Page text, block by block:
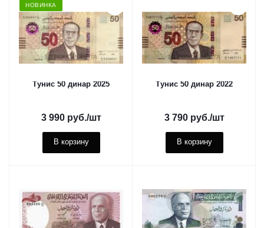
НОВИНКА
Тунис 50 динар 2025
3 990руб./шт
В корзину
Тунис 50 динар 2022
3 790руб./шт
В корзину